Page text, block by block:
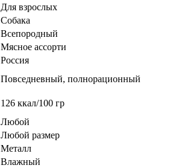
Для взрослых
Собака
Всепородный
Мясное ассорти
Россия
Повседневный, полнорационный
126 ккал/100 гр
Любой
Любой размер
Металл
Влажный